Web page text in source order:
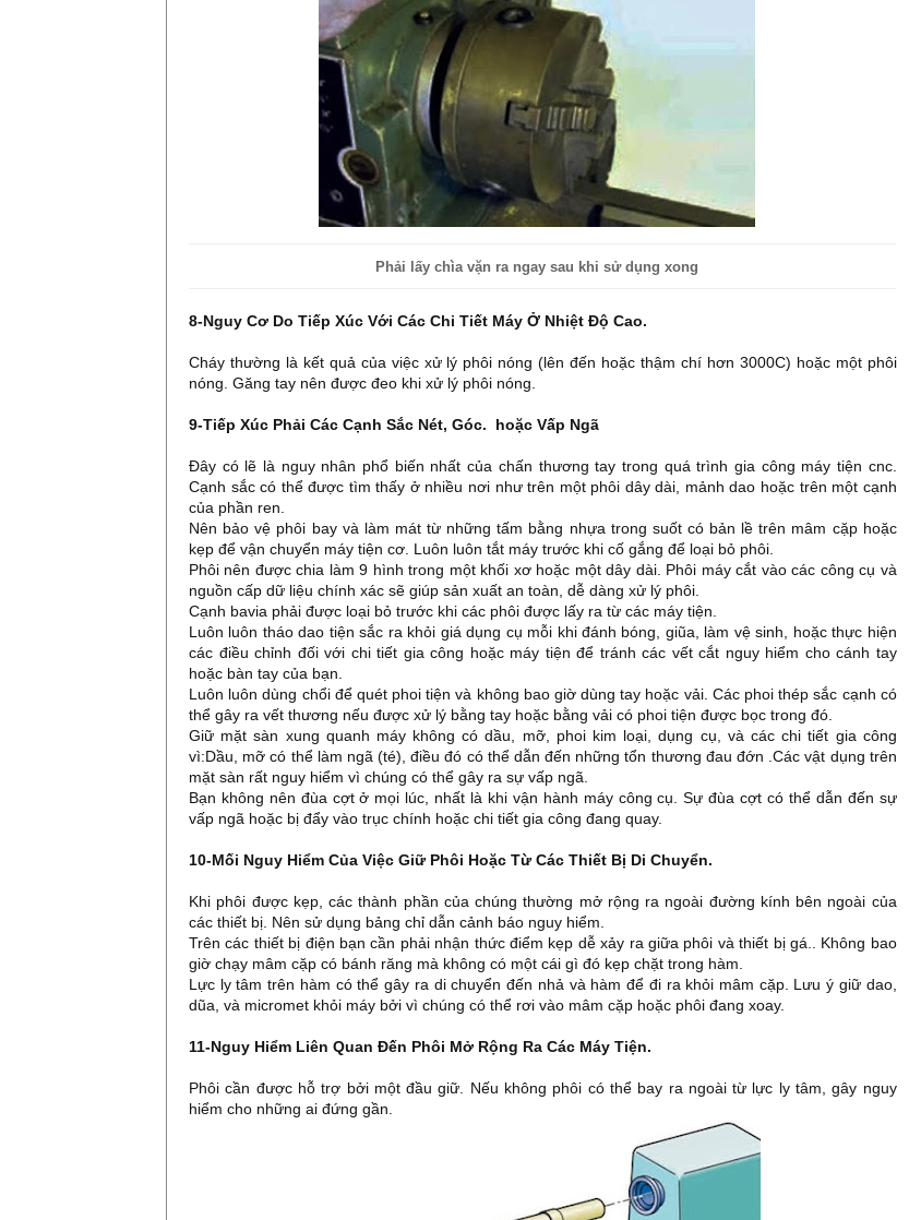
Phải lấy chìa vặn ra ngay sau khi sử dụng xong
8-Nguy Cơ Do Tiếp Xúc Với Các Chi Tiết Máy Ở Nhiệt Độ Cao.
Cháy thường là kết quả của việc xử lý phôi nóng (lên đến hoặc thậm chí hơn 3000C) hoặc một phôi
nóng. Găng tay nên được đeo khi xử lý phôi nóng.
9-Tiếp Xúc Phải Các Cạnh Sắc Nét, Góc. hoặc Vấp Ngã
Đây có lẽ là nguy nhân phổ biến nhất của chấn thương tay trong quá trình gia công máy tiện cnc.
Cạnh sắc có thể được tìm thấy ở nhiều nơi như trên một phôi dây dài, mảnh dao hoặc trên một cạnh
của phần ren.
Nên bảo vệ phôi bay và làm mát từ những tấm bằng nhựa trong suốt có bản lề trên mâm cặp hoặc
kẹp để vận chuyển máy tiện cơ. Luôn luôn tắt máy trước khi cố gắng để loại bỏ phôi.
Phôi nên được chia làm 9 hình trong một khối xơ hoặc một dây dài. Phôi máy cắt vào các công cụ và
nguồn cấp dữ liệu chính xác sẽ giúp sản xuất an toàn, dễ dàng xử lý phôi.
Cạnh bavia phải được loại bỏ trước khi các phôi được lấy ra từ các máy tiện.
Luôn luôn tháo dao tiện sắc ra khỏi giá dụng cụ mỗi khi đánh bóng, giũa, làm vệ sinh, hoặc thực hiện
các điều chỉnh đối với chi tiết gia công hoặc máy tiện để tránh các vết cắt nguy hiểm cho cánh tay
hoặc bàn tay của bạn.
Luôn luôn dùng chổi để quét phoi tiện và không bao giờ dùng tay hoặc vải. Các phoi thép sắc cạnh có
thể gây ra vết thương nếu được xử lý bằng tay hoặc bằng vải có phoi tiện được bọc trong đó.
Giữ mặt sàn xung quanh máy không có dầu, mỡ, phoi kim loại, dụng cụ, và các chi tiết gia công
vì:Dầu, mỡ có thể làm ngã (té), điều đó có thể dẫn đến những tổn thương đau đớn .Các vật dụng trên
mặt sàn rất nguy hiểm vì chúng có thể gây ra sự vấp ngã.
Bạn không nên đùa cợt ở mọi lúc, nhất là khi vận hành máy công cụ. Sự đùa cợt có thể dẫn đến sự
vấp ngã hoặc bị đẩy vào trục chính hoặc chi tiết gia công đang quay.
10-Mối Nguy Hiểm Của Việc Giữ Phôi Hoặc Từ Các Thiết Bị Di Chuyển.
Khi phôi được kẹp, các thành phần của chúng thường mở rộng ra ngoài đường kính bên ngoài của
các thiết bị. Nên sử dụng bảng chỉ dẫn cảnh báo nguy hiểm.
Trên các thiết bị điện bạn cần phải nhận thức điểm kẹp dễ xảy ra giữa phôi và thiết bị gá.. Không bao
giờ chạy mâm cặp có bánh răng mà không có một cái gì đó kẹp chặt trong hàm.
Lực ly tâm trên hàm có thể gây ra di chuyển đến nhả và hàm để đi ra khỏi mâm cặp. Lưu ý giữ dao,
dũa, và micromet khỏi máy bởi vì chúng có thể rơi vào mâm cặp hoặc phôi đang xoay.
11-Nguy Hiểm Liên Quan Đến Phôi Mở Rộng Ra Các Máy Tiện.
Phôi cần được hỗ trợ bởi một đầu giữ. Nếu không phôi có thể bay ra ngoài từ lực ly tâm, gây nguy
hiểm cho những ai đứng gần.